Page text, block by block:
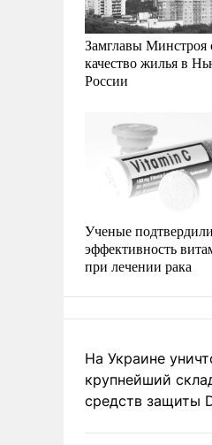
Замглавы Минстроя
качество жилья в
России
Ученые подтвердили
эффективность
при лечении рака
На Украине
крупнейший
средств защиты